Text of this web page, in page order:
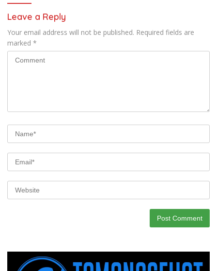
Leave a Reply
Your email address will not be published. Required fields are
marked *